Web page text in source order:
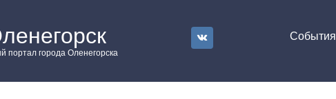
портал города Оленегорска
События